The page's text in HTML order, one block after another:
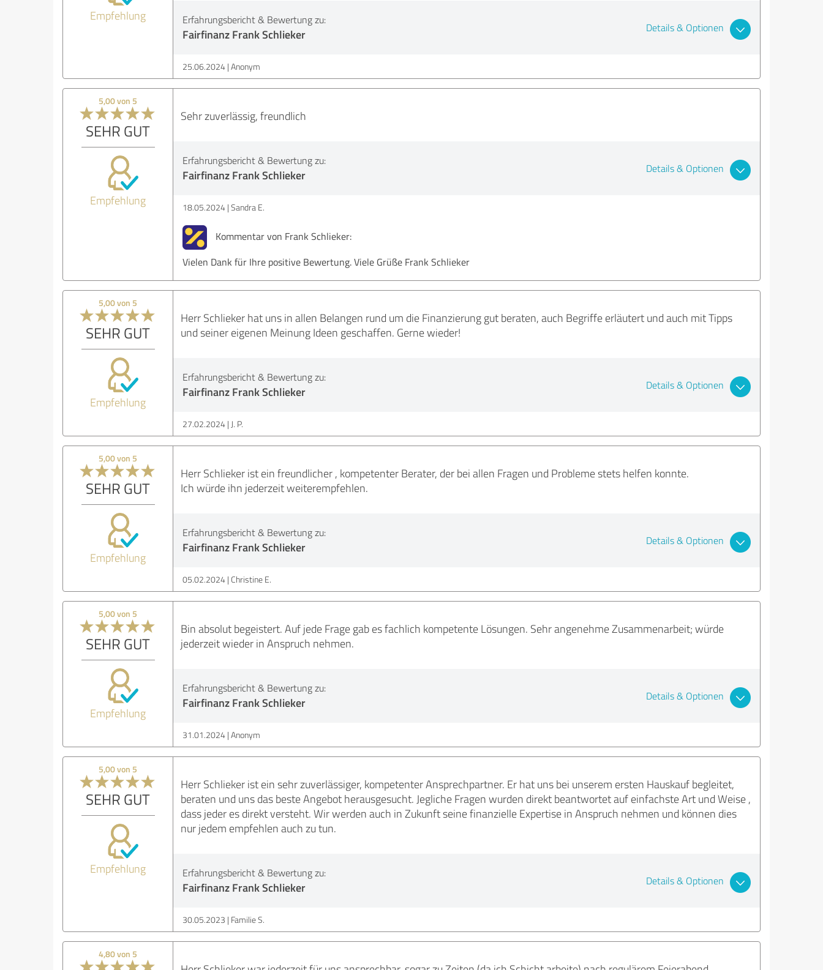
Empfehlung Erfahrungsbericht & Bewertung zu:
Fairfinanz Frank Schlieker Details & Optionen
25.06.2024 Anonym
5,00 von 5
SEHR GUT
Empfehlung
Sehr zuverlässig, freundlich
Erfahrungsbericht & Bewertung zu:
Fairfinanz Frank Schlieker Details & Optionen
18.05.2024 Sandra E.
Kommentar von Frank Schlieker:
Vielen Dank für Ihre positive Bewertung. Viele Grüße Frank Schlieker
5,00 von 5
SEHR GUT
Empfehlung
Herr Schlieker hat uns in allen Belangen rund um die Finanzierung gut beraten, auch Begriffe erläutert und auch mit Tipps
und seiner eigenen Meinung Ideen geschaffen. Gerne wieder!
Erfahrungsbericht & Bewertung zu:
Fairfinanz Frank Schlieker Details & Optionen
27.02.2024 J. P.
5,00 von 5
SEHR GUT
Empfehlung
Herr Schlieker ist ein freundlicher , kompetenter Berater, der bei allen Fragen und Probleme stets helfen konnte.
Ich würde ihn jederzeit weiterempfehlen.
Erfahrungsbericht & Bewertung zu:
Fairfinanz Frank Schlieker Details & Optionen
05.02.2024 Christine E.
5,00 von 5
SEHR GUT
Empfehlung
Bin absolut begeistert. Auf jede Frage gab es fachlich kompetente Lösungen. Sehr angenehme Zusammenarbeit; würde
jederzeit wieder in Anspruch nehmen.
Erfahrungsbericht & Bewertung zu:
Fairfinanz Frank Schlieker Details & Optionen
31.01.2024 Anonym
5,00 von 5
SEHR GUT
Empfehlung
Herr Schlieker ist ein sehr zuverlässiger, kompetenter Ansprechpartner. Er hat uns bei unserem ersten Hauskauf begleitet,
beraten und uns das beste Angebot herausgesucht. Jegliche Fragen wurden direkt beantwortet auf einfachste Art und Weise ,
dass jeder es direkt versteht. Wir werden auch in Zukunft seine finanzielle Expertise in Anspruch nehmen und können dies
nur jedem empfehlen auch zu tun.
Erfahrungsbericht & Bewertung zu:
Fairfinanz Frank Schlieker Details & Optionen
30.05.2023 Familie S.
4,80 von 5